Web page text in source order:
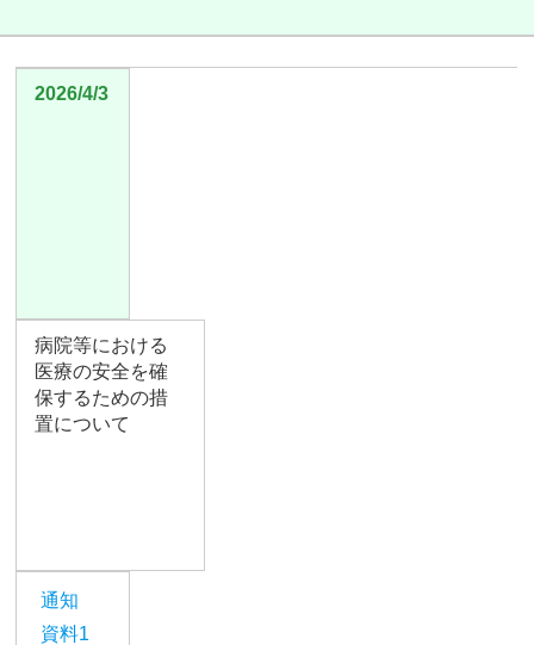
2026/4/3
病院等における
医療の安全を確
保するための措
置について
通知
資料1